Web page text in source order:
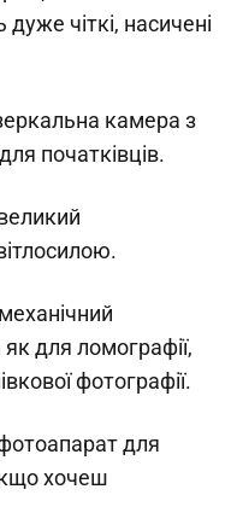
чіткі, насичені
камера з
початківців.
для ломографії,
фотографії.
для
хочеш